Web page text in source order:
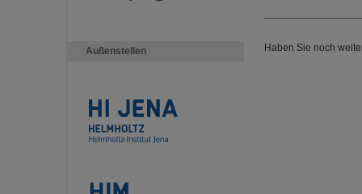
Außenstellen Haben Sie noch